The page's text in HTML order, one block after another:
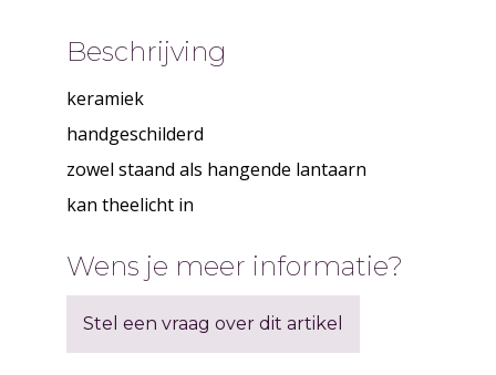
Beschrijving
keramiek
handgeschilderd
zowel staand als hangende lantaarn
kan theelicht in
Wens je meer informatie?
Stel een vraag over dit artikel